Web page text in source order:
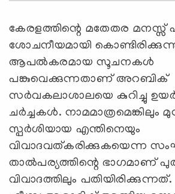
കേരളത്തിന്റെ മതേതര മനസ്സ്
ശോചനീയമായി
ആപല്‍കരമായ സൂചനകള്‍
പങ്കുവെക്കുന്നതാണ് അറബിക്
സര്‍വകലാശാലയെ കുറിച്ചു
ചര്‍ച്ചകള്‍. നാമമാത്രമെങ്കിലും
സ്പര്‍ശിയായ എന്തിനെയും
വിവാദവത്കരിക്കുകയെന്ന
താല്‍പര്യത്തിന്റെ ഭാഗമാണ്
വിവാദത്തിലും പതിയിരിക്കുന്നത്.